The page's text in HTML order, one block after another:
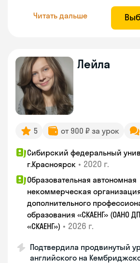
Читать дальше
Лейла
5 от 900 ₽ за урок
Сибирский федеральный
г.Красноярск • 2020 г.
Образовательная автономная
некоммерческая
дополнительного
образования «СКАЕНГ» (ОАНО
«СКАЕНГ») • 2026 г.
Подтвердила продвинутый
английского на